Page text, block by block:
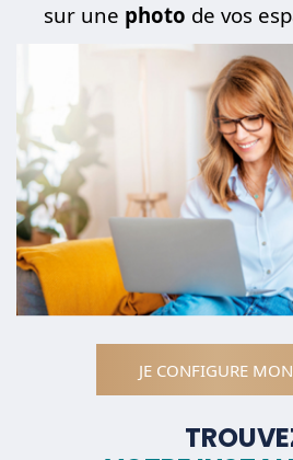
sur une photo de vos
JE CONFIGURE